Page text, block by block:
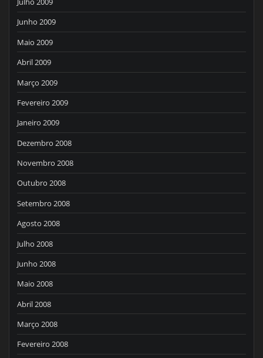
Junho 2009
Maio 2009
Abril 2009
Março 2009
Fevereiro 2009
Janeiro 2009
Dezembro 2008
Novembro 2008
Outubro 2008
Setembro 2008
Agosto 2008
Julho 2008
Junho 2008
Maio 2008
Abril 2008
Março 2008
Fevereiro 2008